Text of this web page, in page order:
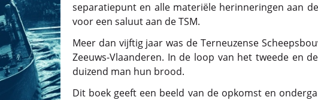
separatiepunt en alle materiële herinneringen aan
voor een saluut aan de TSM.
Meer dan vijftig jaar was de Terneuzense
Zeeuws-Vlaanderen. In de loop van het tweede en
duizend man hun brood.
Dit boek geeft een beeld van de opkomst en